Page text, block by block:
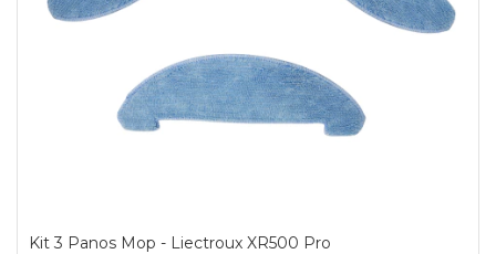
Kit 3 Panos Mop - Liectroux XR500 Pro